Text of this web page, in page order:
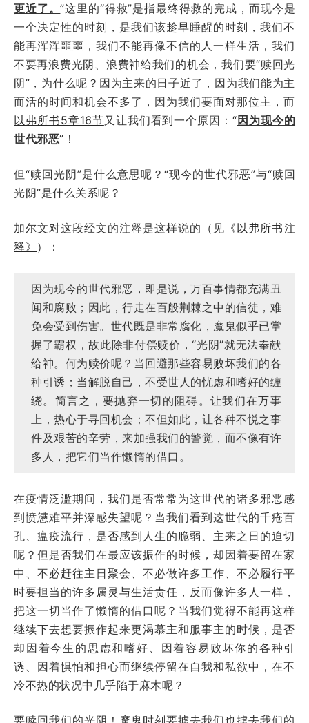
更近了。”这里的“得救”是指最终得救的完成，而现今是
一个决定性的时刻，是我们该趁早睡醒的时刻，我们不
能再浑浑噩噩，我们不能再像不信的人一样生活，我们
不要再浪费光阴、浪费神给我们的机会，我们要“赎回光
阴”，为什么呢？因为主来的日子近了，因为我们能为主
而活的时间和机会不多了，因为我们要面对那位主，而
以弗所书5章16节又让我们看到一个原因：“因为现今的
世代邪恶”！
但“赎回光阴”是什么意思呢？“现今的世代邪恶”与“赎回
光阴”是什么关系呢？
加尔文对这段经文的注释是这样说的（见 《以弗所书注
释》 ） ：
因为现今的世代邪恶，即是说，万百事情都充满丑
闻和腐败；因此，行走在百般荆棘之中的信徒，难
免会受到伤害。世代既是非常腐化，魔鬼似乎已掌
握了霸权，故此除非付偿赎价，“光阴”就无法奉献
给神。何为赎价呢？当回避那些容易败坏我们的各
种引诱；当解脱自己，不受世人的忧虑和嗜好的缠
绕。简言之，要抛弃一切的阻碍。让我们在万事
上，热心于寻回机会；不但如此，让各种不悦之事
件及艰苦的辛劳，来加强我们的警觉，而不像有许
多人，把它们当作懒惰的借口。
在疫情泛滥期间，我们是否常常为这世代的诸多邪恶感
到愤懑难平并深感失望呢？当我们看到这世代的千疮百
孔、瘟疫流行，是否感到人生的脆弱、主来之日的迫切
呢？但是否我们在最应该振作的时候，却因着要留在家
中、不必赶往主日聚会、不必做许多工作、不必履行平
时要担当的许多属灵与生活责任，反而像许多人一样，
把这一切当作了懒惰的借口呢？当我们觉得不能再这样
继续下去想要振作起来更渴慕主和服事主的时候，是否
却因着今生的思虑和嗜好、因着容易败坏你的各种引
诱、因着惧怕和担心而继续停留在自我和私欲中，在不
冷不热的状况中几乎陷于麻木呢？
要赎回我们的光阴！魔鬼时刻要掳去我们也掳去我们的